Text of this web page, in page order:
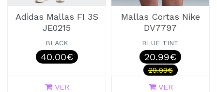
Adidas Mallas FI 3S
JE0215
BLACK
40.00€
VER
Mallas Cortas Nike
DV7797
BLUE TINT
20.99€
29.99€
VER